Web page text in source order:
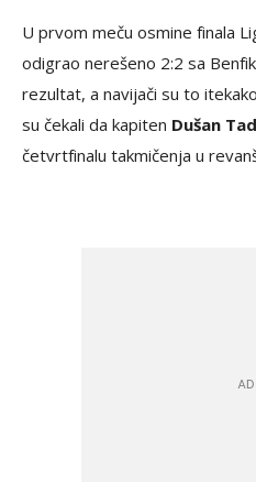
U prvom meču osmine finala
odigrao nerešeno 2:2 sa
rezultat, a navijači su to
su čekali da kapiten Dušan
četvrtfinalu takmičenja u